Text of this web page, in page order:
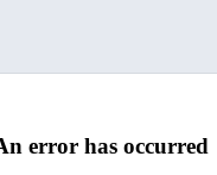
error has occurred